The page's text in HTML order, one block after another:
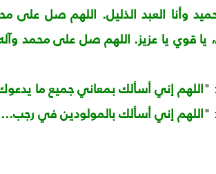
وأنا العبد الذليل. اللهم صل
يا عزيز. اللهم صل على محمد وآله
اللهم إني أسألك بمعاني جميع ما
اللهم إني أسألك بالمولودين في رجب...